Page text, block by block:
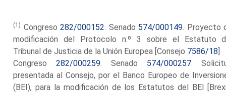
(1) Congreso282/000152 . Senado 574/000149 . Proyecto
modificación del Protocolo n.º 3 sobre el Estatuto
Tribunal de Justicia de la Unión Europea [Consejo 7586/18]
Congreso282/000259 . Senado 574/000257.
presentada al Consejo, por el Banco Europeo de
(BEI), para la modificación de los Estatutos del BEI